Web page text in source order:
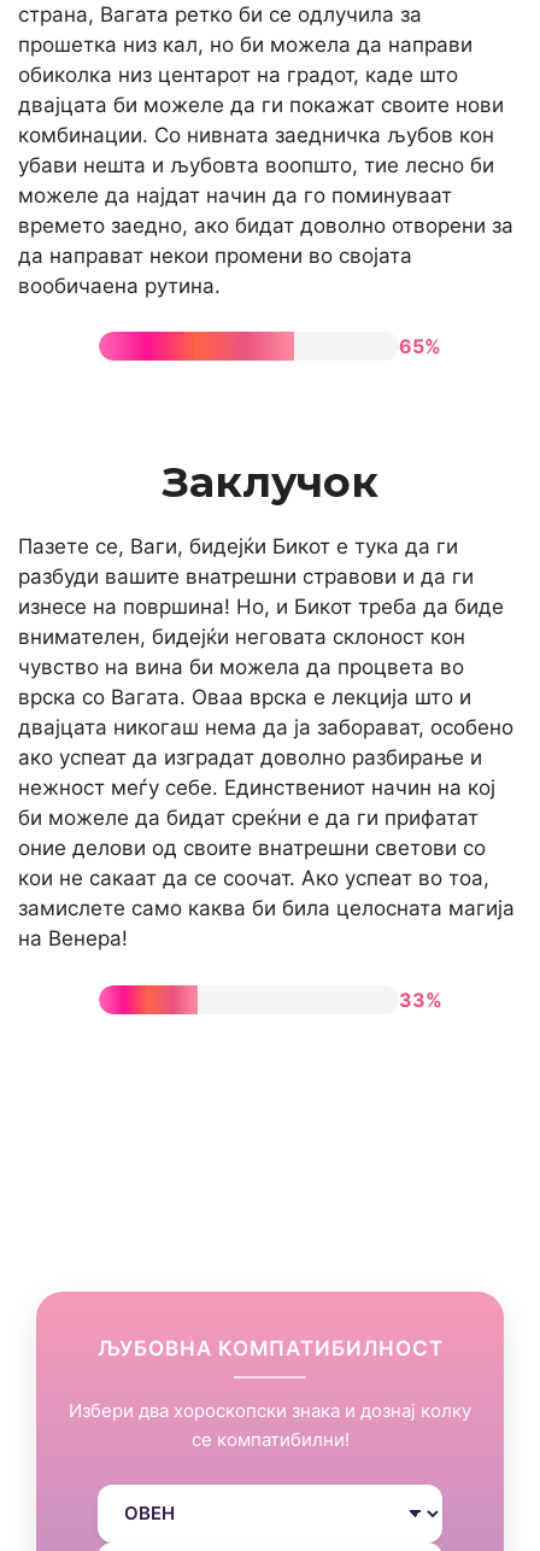
страна, Вагата ретко би се одлучила за
прошетка низ кал, но би можела да направи
обиколка низ центарот на градот, каде што
двајцата би можеле да ги покажат своите нови
комбинации. Со нивната заедничка љубов кон
убави нешта и љубовта воопшто, тие лесно би
можеле да најдат начин да го поминуваат
времето заедно, ако бидат доволно отворени за
да направат некои промени во својата
вообичаена рутина.
65%
Заклучок
Пазете се, Ваги, бидејќи Бикот е тука да ги
разбуди вашите внатрешни стравови и да ги
изнесе на површина! Но, и Бикот треба да биде
внимателен, бидејќи неговата склоност кон
чувство на вина би можела да процвета во
врска со Вагата. Оваа врска е лекција што и
двајцата никогаш нема да ја заборават, особено
ако успеат да изградат доволно разбирање и
нежност меѓу себе. Единствениот начин на кој
би можеле да бидат среќни е да ги прифатат
оние делови од своите внатрешни светови со
кои не сакаат да се соочат. Ако успеат во тоа,
замислете само каква би била целосната магија
на Венера!
33%
ЉУБОВНА КОМПАТИБИЛНОСТ
Избери два хороскопски знака и дознај колку
се компатибилни!